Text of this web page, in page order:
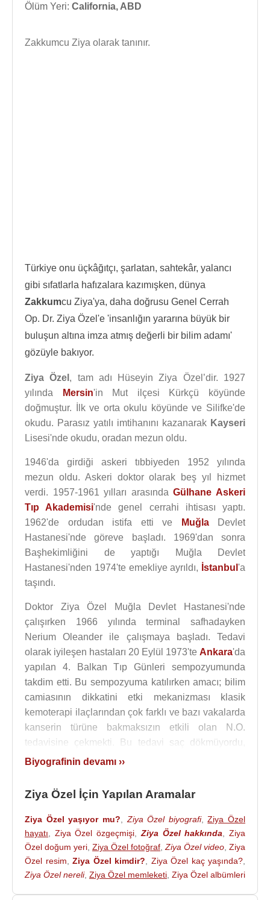
Ölüm Yeri: California, ABD
Zakkumcu Ziya olarak tanınır.
Türkiye onu üçkâğıtçı, şarlatan, sahtekâr, yalancı
gibi sıfatlarla hafızalara kazımışken, dünya
Zakkumcu Ziya'ya, daha doğrusu Genel Cerrah
Op. Dr. Ziya Özel'e 'insanlığın yararına büyük bir
buluşun altına imza atmış değerli bir bilim adamı'
gözüyle bakıyor.
Ziya Özel , tam adı Hüseyin Ziya Özel’dir. 1927
yılında
Mersin'in Mut ilçesi Kürkçü köyünde
doğmuştur. İlk ve orta okulu köyünde ve Silifke'de
okudu. Parasız yatılı imtihanını kazanarak Kayseri
Lisesi'nde okudu, oradan mezun oldu.
1946'da girdiği askeri tıbbiyeden 1952 yılında
mezun oldu. Askeri doktor olarak beş yıl hizmet
verdi. 1957-1961 yılları arasındaGülhane Askeri
Tıp Akademisi'nde genel cerrahi ihtisası yaptı.
1962'de ordudan istifa etti ve
MuğlaDevlet
Hastanesi'nde göreve başladı. 1969'dan sonra
Başhekimliğini de yaptığı Muğla Devlet
Hastanesi'nden 1974'te emekliye ayrıldı, İstanbul 'a
taşındı.
Doktor Ziya Özel Muğla Devlet Hastanesi'nde
çalışırken 1966 yılında terminal safhadayken
Nerium Oleander ile çalışmaya başladı. Tedavi
olarak iyileşen hastaları 20 Eylül 1973'te Ankara'da
yapılan 4. Balkan Tıp Günleri sempozyumunda
takdim etti. Bu sempozyuma katılırken amacı; bilim
camiasının dikkatini etki mekanizması klasik
kemoterapi ilaçlarından çok farklı ve bazı vakalarda
kanserin türüne bakmaksızın etkili olan N.O.
tedavisine çekmekti. Bu tedavi saç dökmüyordu,
lökosit sayısını düşürmüyordu. İntramüsküler iğne
benzeyen bir ateş yükselmesi görülüyordu. Bu ateş;
dozu ayarlayarak kolayca kontrol edilebiliyordu,
kanser vücuttan yok olduktan sonra da çıkmaz
oluyordu. Umudu; sempozyumdan sonra N.O. ile
ilgili ciddi, kapsamlı bilimsel araştırmaların
yapılacağı ve N.O. tedavisinin insanlığın hizmetine
bir an evvel gireceği yönünde idi.
Biyografinin devamı ››
Ziya Özel İçin Yapılan Aramalar
Ziya Özel yaşıyor mu? Ziya Özel biyografi,Ziya Özel
hayatı
Ziya Özel özgeçmişi Ziya Özel hakkında ,Ziya
Özel doğum yeri Ziya Özel fotoğraf Ziya Özel video Ziya
Özel resim
Ziya Özel kimdir? Ziya Özel kaç yaşında?
Ziya Özel nereli, Ziya Özel memleketi Ziya Özel albümleri